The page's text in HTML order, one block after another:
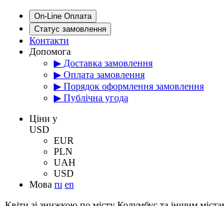
On-Line Оплата
Статус замовлення
Контакти
Допомога
▶ Доставка замовлення
▶ Оплата замовлення
▶ Порядок оформлення замовлення
▶ Публічна угода
Цiни у
USD
EUR
PLN
UAH
USD
Мова ru en